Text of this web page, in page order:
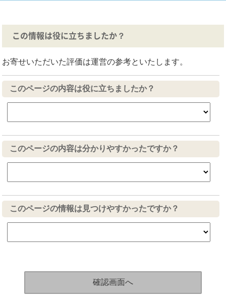
この情報は役に立ちましたか？
お寄せいただいた評価は運営の参考といたします。
このページの内容は役に立ちましたか？
このページの内容は分かりやすかったですか？
このページの情報は見つけやすかったですか？